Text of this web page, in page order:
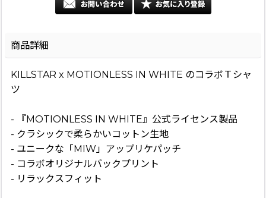
商品詳細
KILLSTAR x MOTIONLESS IN WHITE のコラボＴシャ
ツ
- 『MOTIONLESS IN WHITE』公式ライセンス製品
- クラシックで柔らかいコットン生地
- ユニークな「MIW」アップリケパッチ
- コラボオリジナルバックプリント
- リラックスフィット